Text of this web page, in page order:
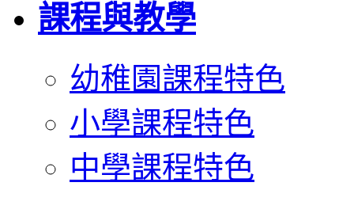
課程與教學
幼稚園課程特色
小學課程特色
中學課程特色